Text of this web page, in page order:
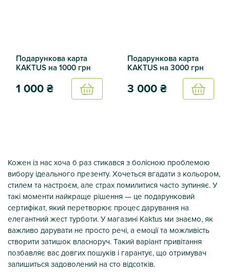
Подарункова карта
KAKTUS на 1000 грн
1 000₴
Купить
Подарункова карта
KAKTUS на 3000 грн
3 000₴
Купить
Кожен із нас хоча б раз стикався з болісною проблемою
вибору ідеального презенту. Хочеться вгадати з кольором,
стилем та настроєм, але страх помилитися часто зупиняє. У
такі моменти найкраще рішення — це подарунковий
сертифікат, який перетворює процес дарування на
елегантний жест турботи. У магазині Kaktus ми знаємо, як
важливо дарувати не просто речі, а емоції та можливість
створити затишок власноруч. Такий варіант привітання
позбавляє вас довгих пошуків і гарантує, що отримувач
залишиться задоволений на сто відсотків.